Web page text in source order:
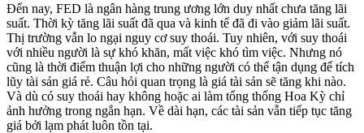
Đến nay, FED là ngân hàng trung ương lớn duy nhất chưa tăng lãi
suất. Thời kỳ tăng lãi suất đã qua và kinh tế đã đi vào giảm lãi suất.
Thị trường vẫn lo ngại nguy cơ suy thoái. Tuy nhiên, với suy thoái
với nhiều người là sự khó khăn, mất việc khó tìm việc. Nhưng nó
cũng là thời điểm thuận lợi cho những người có thể tận dụng để tích
lũy tài sản giá rẻ. Câu hỏi quan trọng là giá tài sản sẽ tăng khi nào.
Và dù có suy thoái hay không hoặc ai làm tổng thống Hoa Kỳ chỉ
ảnh hưởng trong ngắn hạn. Về dài hạn, các tài sản vẫn tiếp tục tăng
giá bởi lạm phát luôn tồn tại.